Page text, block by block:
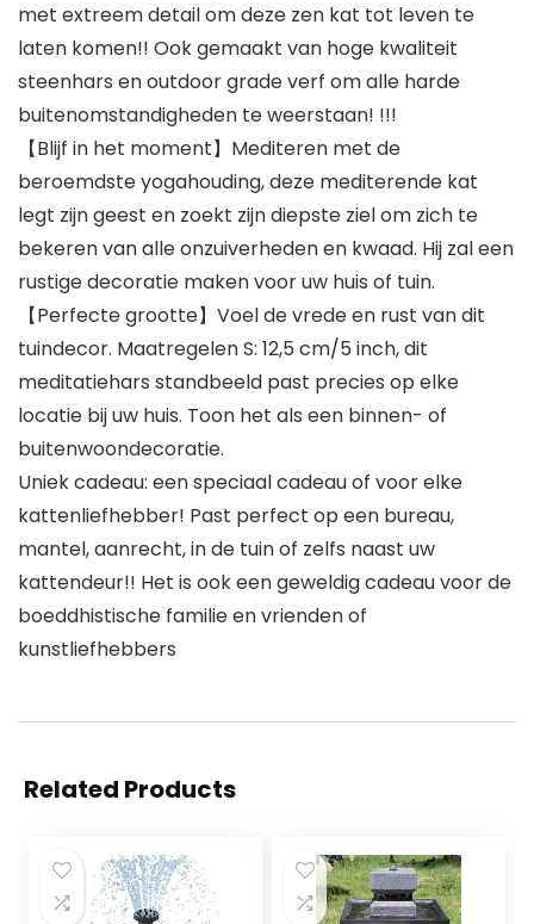
met extreem detail om deze zen kat tot leven te
laten komen!! Ook gemaakt van hoge kwaliteit
steenhars en outdoor grade verf om alle harde
buitenomstandigheden te weerstaan! !!!
【Blijf in het moment】Mediteren met de
beroemdste yogahouding, deze mediterende kat
legt zijn geest en zoekt zijn diepste ziel om zich te
bekeren van alle onzuiverheden en kwaad. Hij zal een
rustige decoratie maken voor uw huis of tuin.
【Perfecte grootte】Voel de vrede en rust van dit
tuindecor. Maatregelen S: 12,5 cm/5 inch, dit
meditatiehars standbeeld past precies op elke
locatie bij uw huis. Toon het als een binnen- of
buitenwoondecoratie.
Uniek cadeau: een speciaal cadeau of voor elke
kattenliefhebber! Past perfect op een bureau,
mantel, aanrecht, in de tuin of zelfs naast uw
kattendeur!! Het is ook een geweldig cadeau voor de
boeddhistische familie en vrienden of
kunstliefhebbers
Related Products